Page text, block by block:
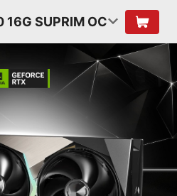
SUPRIM OC